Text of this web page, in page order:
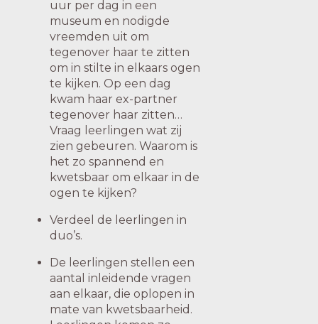
uur per dag in een
museum en nodigde
vreemden uit om
tegenover haar te zitten
om in stilte in elkaars ogen
te kijken. Op een dag
kwam haar ex-partner
tegenover haar zitten…
Vraag leerlingen wat zij
zien gebeuren. Waarom is
het zo spannend en
kwetsbaar om elkaar in de
ogen te kijken?
Verdeel de leerlingen in
duo’s.
De leerlingen stellen een
aantal inleidende vragen
aan elkaar, die oplopen in
mate van kwetsbaarheid.